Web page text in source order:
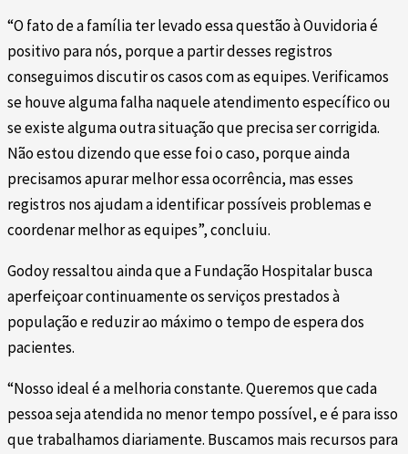
“O fato de a família ter levado essa questão à Ouvidoria é
positivo para nós, porque a partir desses registros
conseguimos discutir os casos com as equipes. Verificamos
se houve alguma falha naquele atendimento específico ou
se existe alguma outra situação que precisa ser corrigida.
Não estou dizendo que esse foi o caso, porque ainda
precisamos apurar melhor essa ocorrência, mas esses
registros nos ajudam a identificar possíveis problemas e
coordenar melhor as equipes”, concluiu.
Godoy ressaltou ainda que a Fundação Hospitalar busca
aperfeiçoar continuamente os serviços prestados à
população e reduzir ao máximo o tempo de espera dos
pacientes.
“Nosso ideal é a melhoria constante. Queremos que cada
pessoa seja atendida no menor tempo possível, e é para isso
que trabalhamos diariamente. Buscamos mais recursos para